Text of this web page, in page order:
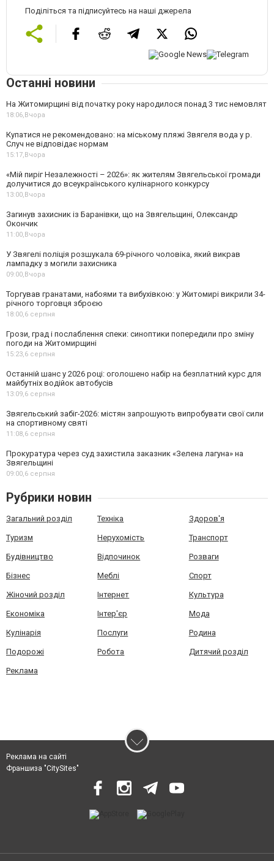
Поділіться та підписуйтесь на наші джерела
Останні новини
На Житомирщині від початку року народилося понад 3 тис немовлят
18:06, Вчора
Купатися не рекомендовано: на міському пляжі Звягеля вода у р.
Случ не відповідає нормам
15:17, Вчора
«Мій пиріг Незалежності – 2026»: як жителям Звягельської громади
долучитися до всеукраїнського кулінарного конкурсу
13:00, Вчора
Загинув захисник із Баранівки, що на Звягельщині, Олександр
Окончик
11:00, Вчора
У Звягелі поліція розшукала 69-річного чоловіка, який викрав
лампадку з могили захисника
09:00, Вчора
Торгував гранатами, набоями та вибухівкою: у Житомирі викрили 34-
річного торговця зброєю
18:00, 6 серпня
Грози, град і послаблення спеки: синоптики попередили про зміну
погоди на Житомирщині
15:23, 6 серпня
Останній шанс у 2026 році: оголошено набір на безплатний курс для
майбутніх водійок автобусів
13:09, 6 серпня
Звягельський забіг-2026: містян запрошують випробувати свої сили
на спортивному святі
11:08, 6 серпня
Прокуратура через суд захистила заказник «Зелена лагуна» на
Звягельщині
09:00, 6 серпня
Рубрики новин
Загальний розділ Техніка Здоров'я
Туризм Нерухомість Транспорт
Будівництво Відпочинок Розваги
Бізнес Меблі Спорт
Жіночий розділ Інтернет Культура
Економіка Інтер'єр Мода
Кулінарія Послуги Родина
Подорожі Робота Дитячий розділ
Реклама
Реклама на сайті
Франшиза "CitySites"